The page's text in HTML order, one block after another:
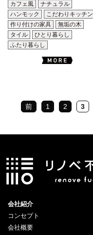
カフェ風
ナチュラル
ハンモック
こだわりキッチン
作り付けの家具
無垢の木
タイル
ひとり暮らし
ふたり暮らし
前 1 2 3
会社紹介
コンセプト
会社概要